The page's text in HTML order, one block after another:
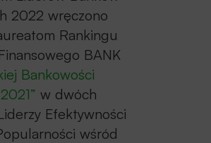
2022 wręczono
Rankingu
BANK
Bankowości
w dwóch
Efektywności
wśród